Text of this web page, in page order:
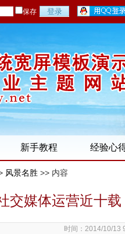
保存
新手教程 经验心
风景名胜 >> 内容
交媒体运营近十
时间：2014/10/13